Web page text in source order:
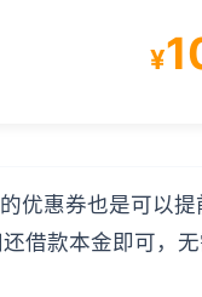
¥
优惠券也是可以
借款本金即可，无